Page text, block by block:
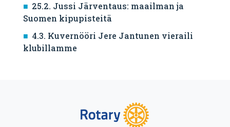
25.2. Jussi Järventaus: maailman ja
Suomen kipupisteitä
4.3. Kuvernööri Jere Jantunen vieraili
klubillamme